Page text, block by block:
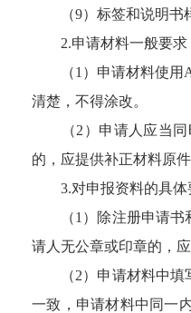
（9）标签和说明书样
2.申请材料一般要求
（1）申请材料使用A4
清楚，不得涂改。
（2）申请人应当同
的，应提供补正材料原
3.对申报资料的具体
（1）除注册申请书和
请人无公章或印章的，
（2）申请材料中填写
一致，申请材料中同一